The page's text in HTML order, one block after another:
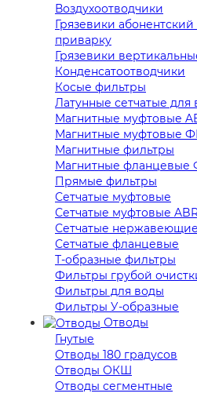
Воздухоотводчики
Грязевики
приварку
Грязевики
Конденсатоотводчики
Косые фильтры
Латунные сетчатые для
Магнитные муфтовые
Магнитные муфтовые
Магнитные фильтры
Магнитные
Прямые фильтры
Сетчатые муфтовые
Сетчатые муфтовые
Сетчатые
Сетчатые фланцевые
Т-образные фильтры
Фильтры грубой
Фильтры для воды
Фильтры У-образные
Отводы
Гнутые
Отводы 180 градусов
Отводы ОКШ
Отводы сегментные